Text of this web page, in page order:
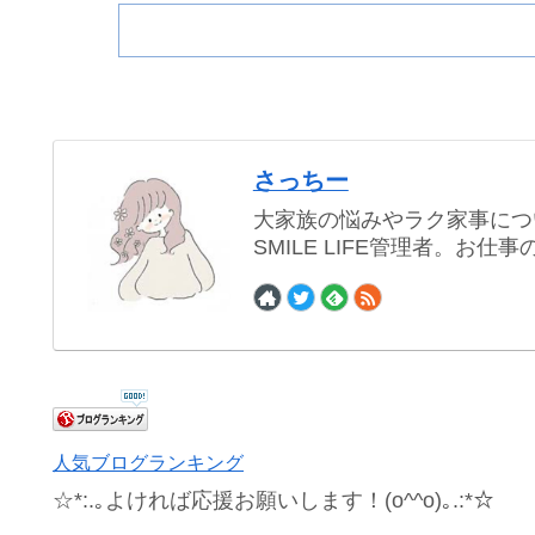
さっちー
大家族の悩みやラク家事に
SMILE LIFE管理者。お仕事
人気ブログランキング
☆*:.｡よければ応援お願いします！(o^^o)｡.:*☆